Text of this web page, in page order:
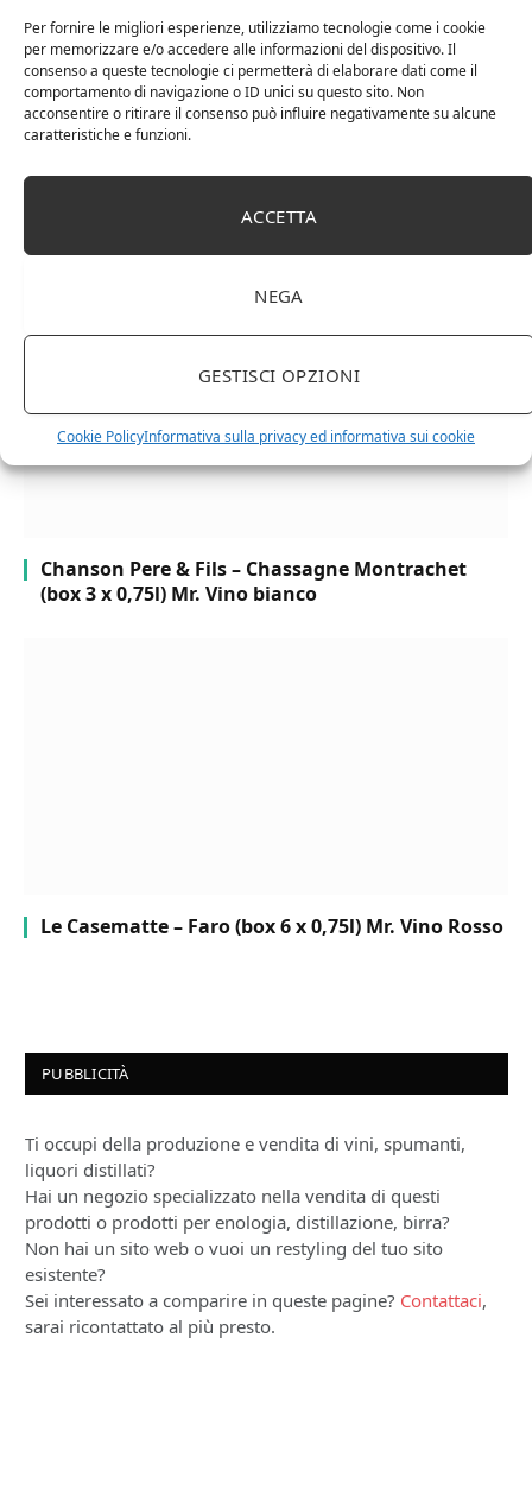
Per fornire le migliori esperienze, utilizziamo tecnologie come i cookie
per memorizzare e/o accedere alle informazioni del dispositivo. Il
consenso a queste tecnologie ci permetterà di elaborare dati come il
comportamento di navigazione o ID unici su questo sito. Non
acconsentire o ritirare il consenso può influire negativamente su alcune
caratteristiche e funzioni.
ACCETTA
NEGA
GESTISCI OPZIONI
Cookie PolicyInformativa sulla privacy ed informativa sui cookie
Cipriani Arrigo, Vino Rosso Veneto IGT 2015,
Chanson Pere & Fils – Chassagne Montrachet
(box 3 x 0,75l) Mr. Vino bianco
Le Casematte – Faro (box 6 x 0,75l) Mr. Vino Rosso
PUBBLICITÀ
Ti occupi della produzione e vendita di vini, spumanti,
liquori distillati?
Hai un negozio specializzato nella vendita di questi
prodotti o prodotti per enologia, distillazione, birra?
Non hai un sito web o vuoi un restyling del tuo sito
esistente?
Sei interessato a comparire in queste pagine? Contattaci,
sarai ricontattato al più presto.